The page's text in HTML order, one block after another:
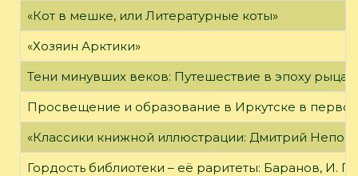
«Кот в мешке, или Литературные коты»
«Хозяин Арктики»
Тени минувших веков: Путешествие в эпоху
Просвещение и образование в Иркутске в
«Классики книжной иллюстрации: Дмитрий
Гордость библиотеки – её раритеты: Баранов, И.